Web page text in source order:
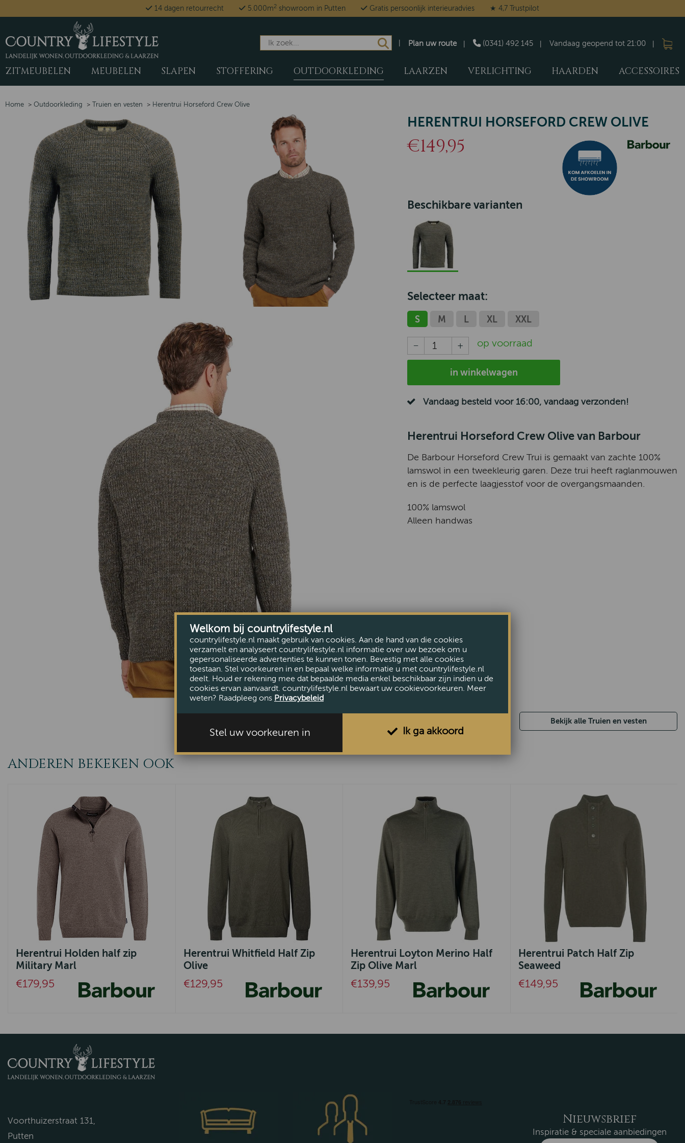
14 dagen retourrecht 5.000m2 showroom in Putten Gratis persoonlijk interieuradvies ★ 4,7 Trustpilot
Vandaag geopend tot 21:00
(0341) 492 145
Plan uw route
ZITMEUBELEN MEUBELEN SLAPEN STOFFERING OUTDOORKLEDING LAARZEN VERLICHTING HAARDEN ACCESSOIRES
Home > Outdoorkleding > Truien en vesten > Herentrui Horseford Crew Olive
HERENTRUI HORSEFORD CREW OLIVE
€149,95
Beschikbare varianten
Selecteer maat:
S M L XL XXL
op voorraad
in winkelwagen
Vandaag besteld voor 16:00, vandaag verzonden!
Herentrui Horseford Crew Olive van Barbour
De Barbour Horseford Crew Trui is gemaakt van zachte 100%
lamswol in een tweekleurig garen. Deze trui heeft raglanmouwen
en is de perfecte laagjesstof voor de overgangsmaanden.
100% lamswol
Alleen handwas
Bekijk alle Truien en vesten
ANDEREN BEKEKEN OOK
Herentrui Holden half zip
Military Marl
€179,95
Herentrui Whitfield Half Zip
Olive
€129,95
Herentrui Loyton Merino Half
Zip Olive Marl
€139,95
Herentrui Patch Half Zip
Seaweed
€149,95
Voorthuizerstraat 131,
Putten
Nieuwsbrief
Inspiratie & speciale aanbiedingen
Welkom bij countrylifestyle.nl
countrylifestyle.nl maakt gebruik van cookies. Aan de hand van die cookies
verzamelt en analyseert countrylifestyle.nl informatie over uw bezoek om u
gepersonaliseerde advertenties te kunnen tonen. Bevestig met alle cookies
toestaan. Stel voorkeuren in en bepaal welke informatie u met countrylifestyle.nl
deelt. Houd er rekening mee dat bepaalde media enkel beschikbaar zijn indien u de
cookies ervan aanvaardt. countrylifestyle.nl bewaart uw cookievoorkeuren. Meer
weten? Raadpleeg ons Privacybeleid
Stel uw voorkeuren in Ik ga akkoord